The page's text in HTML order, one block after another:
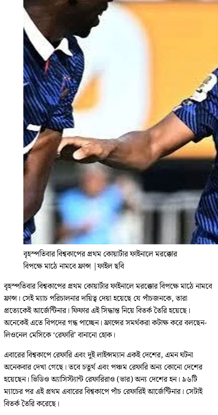
বৃহস্পতিবার বিশ্বকাপের প্রথম কোয়ার্টার ফাইনালে মরক্কোর
বিপক্ষে মাঠে নামবে ফ্রান্স |ফাইল ছবি
বৃহস্পতিবার বিশ্বকাপের প্রথম কোয়ার্টার ফাইনালে মরক্কোর বিপক্ষে মাঠে নামবে
ফ্রান্স। সেই ম্যাচ পরিচালনার দায়িত্ব দেয়া হয়েছে যে পাঁচজনকে, তারা
প্রত্যেকেই আর্জেন্টিনার। ফিফার এই সিদ্ধান্ত নিয়ে বিতর্ক তৈরি হয়েছে।
অনেকেই এতে বিপদের গন্ধ পাচ্ছেন। ফ্রান্সের সমর্থকরা কটাক্ষ করে বলছেন-
লিওনেল মেসিকে ‘রেফারি’ বানানো হোক।
এবারের বিশ্বকাপে রেফারি এবং দুই লাইন্সম্যান একই দেশের, এমন ঘটনা
অনেকবার দেখা গেছে। তবে চতুর্থ এবং পঞ্চম রেফারি অন্য কোনো দেশের
হয়েছেন। ভিডিও অ্যাসিস্ট্যান্ট রেফারিরাও (ভার) অন্য দেশের হন। ৯৬টি
ম্যাচের পর এই প্রথম এবারের বিশ্বকাপে পাঁচ রেফারিই আর্জেন্টিনার। সেটাই
বিতর্ক তৈরি করেছে।